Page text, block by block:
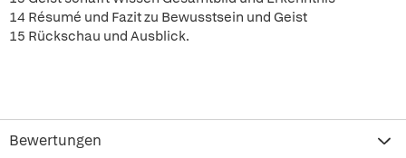
14 Résumé und Fazit zu Bewusstsein und Geist
15 Rückschau und Ausblick.
Bewertungen